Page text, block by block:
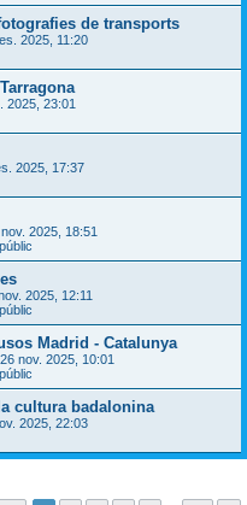
de transports
2025, 11:20
2025, 23:01
2025, 17:37
2025, 18:51
2025, 12:11
Madrid - Catalunya
26 nov. 2025, 10:01
cultura badalonina
2025, 22:03